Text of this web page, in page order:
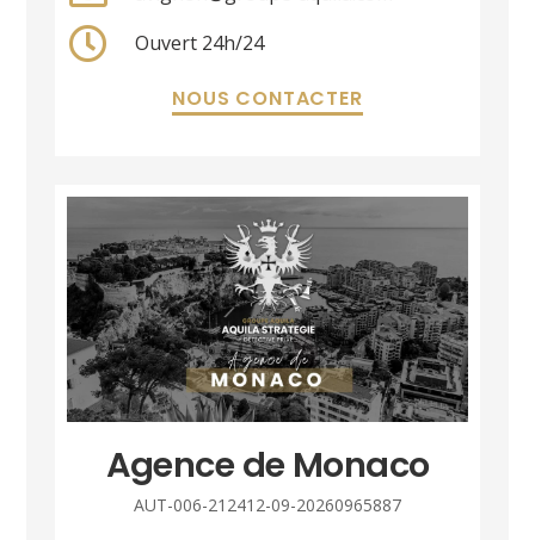
Ouvert 24h/24
NOUS CONTACTER
Agence de Monaco
AUT-006-212412-09-20260965887